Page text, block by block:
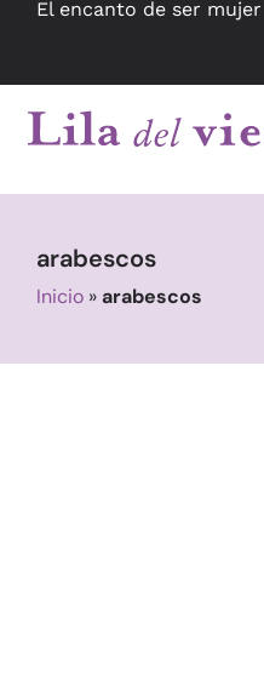
El encanto de ser mujer
arabescos
Inicio »arabescos